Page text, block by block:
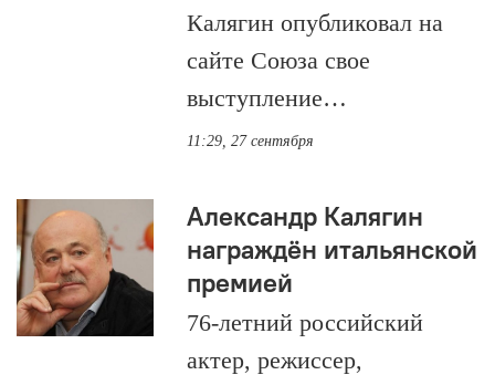
Калягин опубликовал на
сайте Союза свое
выступление…
11:29, 27 сентября
Александр Калягин
награждён итальянской
премией
76-летний российский
актер, режиссер,